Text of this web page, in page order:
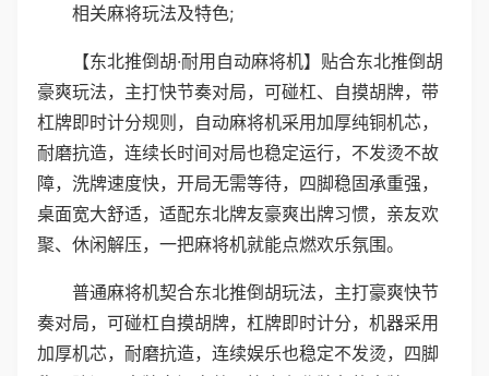
相关麻将玩法及特色;
【东北推倒胡·耐用自动麻将机】贴合东北推倒胡
豪爽玩法，主打快节奏对局，可碰杠、自摸胡牌，带
杠牌即时计分规则，自动麻将机采用加厚纯铜机芯，
耐磨抗造，连续长时间对局也稳定运行，不发烫不故
障，洗牌速度快，开局无需等待，四脚稳固承重强，
桌面宽大舒适，适配东北牌友豪爽出牌习惯，亲友欢
聚、休闲解压，一把麻将机就能点燃欢乐氛围。
普通麻将机契合东北推倒胡玩法，主打豪爽快节
奏对局，可碰杠自摸胡牌，杠牌即时计分，机器采用
加厚机芯，耐磨抗造，连续娱乐也稳定不发烫，四脚